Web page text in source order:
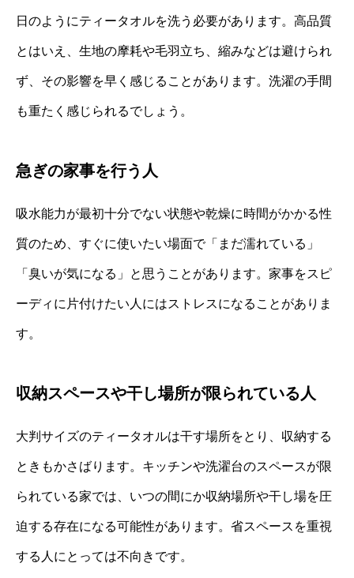
日のようにティータオルを洗う必要があります。高品質
とはいえ、生地の摩耗や毛羽立ち、縮みなどは避けられ
ず、その影響を早く感じることがあります。洗濯の手間
も重たく感じられるでしょう。
急ぎの家事を行う人
吸水能力が最初十分でない状態や乾燥に時間がかかる性
質のため、すぐに使いたい場面で「まだ濡れている」
「臭いが気になる」と思うことがあります。家事をスピ
ーディに片付けたい人にはストレスになることがありま
す。
収納スペースや干し場所が限られている人
大判サイズのティータオルは干す場所をとり、収納する
ときもかさばります。キッチンや洗濯台のスペースが限
られている家では、いつの間にか収納場所や干し場を圧
迫する存在になる可能性があります。省スペースを重視
する人にとっては不向きです。